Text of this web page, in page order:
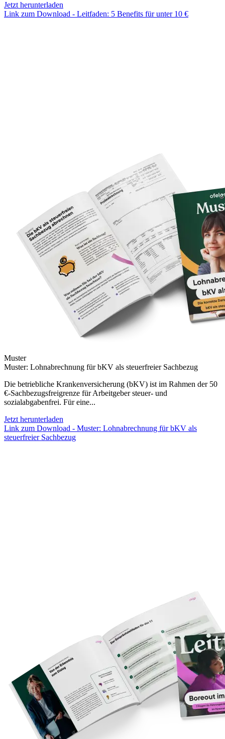
Jetzt herunterladen
Link zum Download - Leitfaden: 5 Benefits für unter 10 €
Muster
Muster: Lohnabrechnung für bKV als steuerfreier Sachbezug
Die betriebliche Krankenversicherung (bKV) ist im Rahmen der 50
€-Sachbezugsfreigrenze für Arbeitgeber steuer- und
sozialabgabenfrei. Für eine...
Jetzt herunterladen
Link zum Download - Muster: Lohnabrechnung für bKV als
steuerfreier Sachbezug